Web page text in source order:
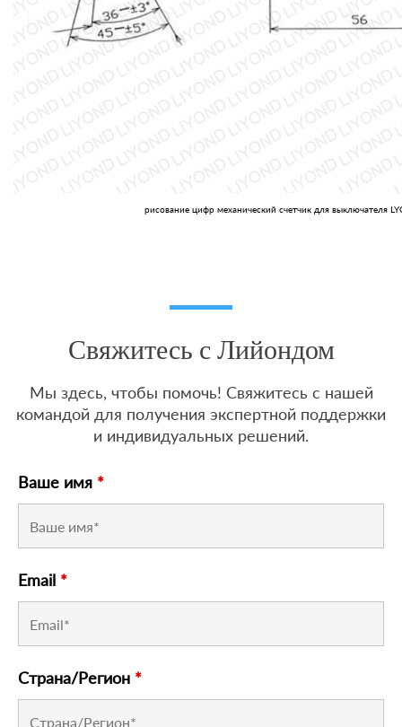
рисование цифр механический счетчик для выключателя
Свяжитесь с Лийондом
Мы здесь, чтобы помочь! Свяжитесь с нашей
командой для получения экспертной поддержки
и индивидуальных решений.
Ваше имя *
Email *
Страна/Регион *